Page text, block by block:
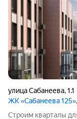
улица Сабанеева,1.1
ЖК «Сабанеева 125»
Строим кварталы